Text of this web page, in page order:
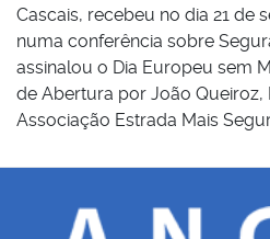
Cascais, recebeu no dia 21 de
numa conferência sobre
assinalou o Dia Europeu sem
de Abertura por João Queiroz,
Associação Estrada Mais